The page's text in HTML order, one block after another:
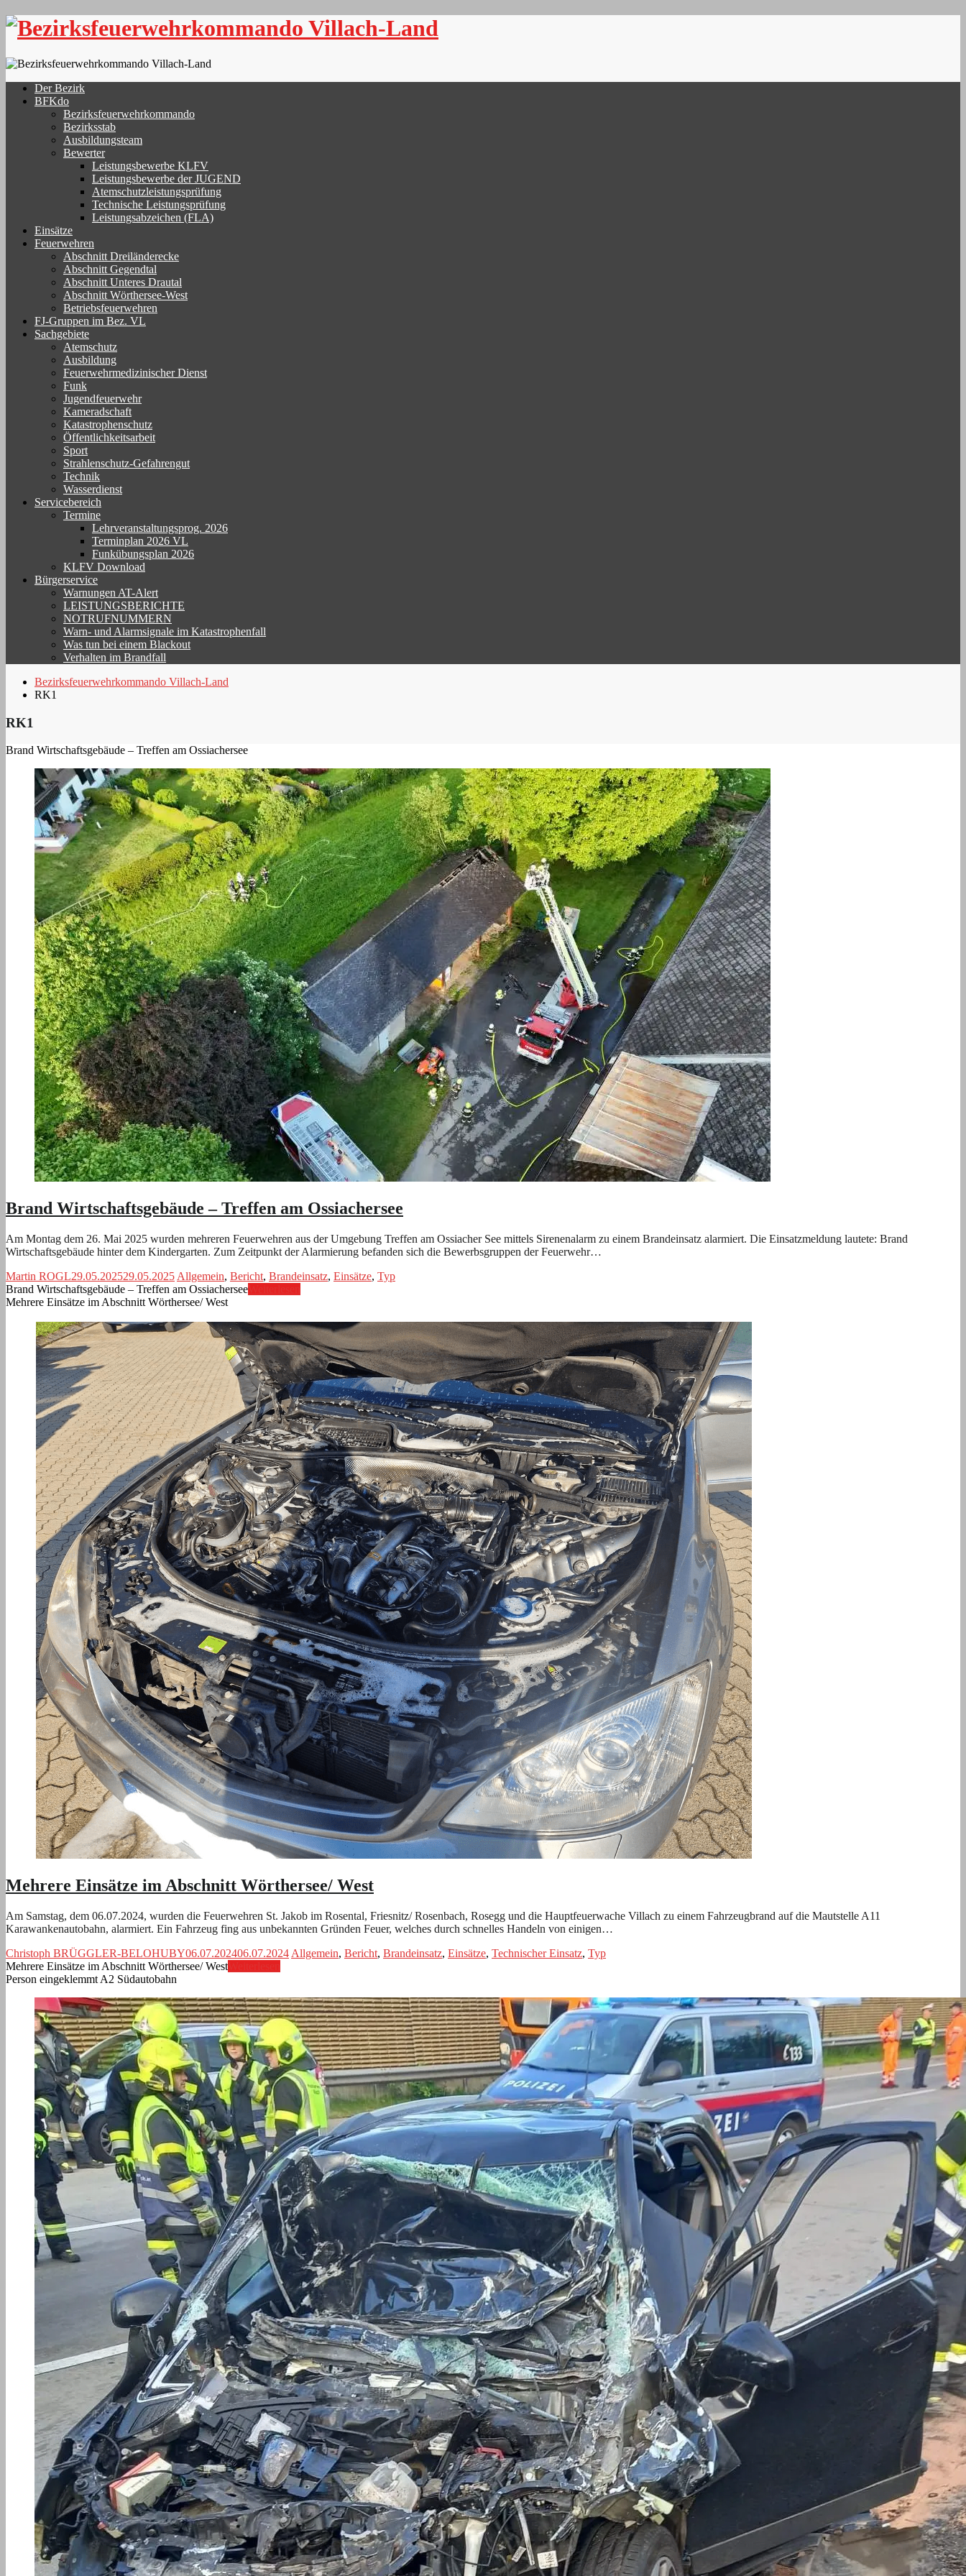
Skip
Der Bezirk
BFKdo
Bezirksfeuerwehrkommando
Bezirksstab
Ausbildungsteam
Bewerter
Leistungsbewerbe KLFV
Leistungsbewerbe der JUGEND
Atemschutzleistungsprüfung
Technische Leistungsprüfung
Leistungsabzeichen (FLA)
Einsätze
Feuerwehren
Abschnitt Dreiländerecke
Abschnitt Gegendtal
Abschnitt Unteres Drautal
Abschnitt Wörthersee-West
Betriebsfeuerwehren
FJ-Gruppen im Bez. VL
Sachgebiete
Atemschutz
Ausbildung
Feuerwehrmedizinischer Dienst
Funk
Jugendfeuerwehr
Kameradschaft
Katastrophenschutz
Öffentlichkeitsarbeit
Sport
Strahlenschutz-Gefahrengut
Technik
Wasserdienst
Servicebereich
Termine
Lehrveranstaltungsprog. 2026
Terminplan 2026 VL
Funkübungsplan 2026
KLFV Download
Bürgerservice
Warnungen AT-Alert
LEISTUNGSBERICHTE
NOTRUFNUMMERN
Warn- und Alarmsignale im Katastrophenfall
Was tun bei einem Blackout
Verhalten im Brandfall
Bezirksfeuerwehrkommando Villach-Land
RK1
RK1
Brand Wirtschaftsgebäude – Treffen am Ossiachersee
Brand Wirtschaftsgebäude – Treffen am Ossiachersee
Am Montag dem 26. Mai 2025 wurden mehreren Feuerwehren aus der Umgebung Treffen am Ossiacher See mittels Sirenenalarm zu einem Brandeinsatz alarmiert. Die Einsatzmeldung lautete: Brand
Wirtschaftsgebäude hinter dem Kindergarten. Zum Zeitpunkt der Alarmierung befanden sich die Bewerbsgruppen der Feuerwehr…
Martin ROGL29.05.202529.05.2025 Allgemein, Bericht, Brandeinsatz, Einsätze, Typ
Brand Wirtschaftsgebäude – Treffen am Ossiachersee
Mehrere Einsätze im Abschnitt Wörthersee/ West
Mehrere Einsätze im Abschnitt Wörthersee/ West
Am Samstag, dem 06.07.2024, wurden die Feuerwehren St. Jakob im Rosental, Friesnitz/ Rosenbach, Rosegg und die Hauptfeuerwache Villach zu einem Fahrzeugbrand auf die Mautstelle A11
Karawankenautobahn, alarmiert. Ein Fahrzeug fing aus unbekannten Gründen Feuer, welches durch schnelles Handeln von einigen…
Christoph BRÜGGLER-BELOHUBY06.07.202406.07.2024 Allgemein, Bericht, Brandeinsatz, Einsätze, Technischer Einsatz, Typ
Mehrere Einsätze im Abschnitt Wörthersee/ West
Person eingeklemmt A2 Südautobahn